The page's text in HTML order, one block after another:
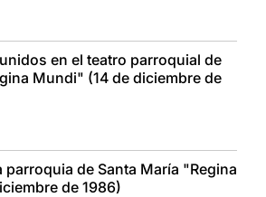
en el teatro parroquial de
Mundi" (14 de diciembre de
parroquia de Santa María "Regina
de 1986)